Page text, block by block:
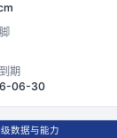
期
06-30
数据与能力